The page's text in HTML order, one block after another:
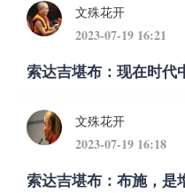
文殊花开
2023-07-19 16:21
索达吉堪布：现在时代
文殊花开
2023-07-19 16:18
索达吉堪布：布施，是